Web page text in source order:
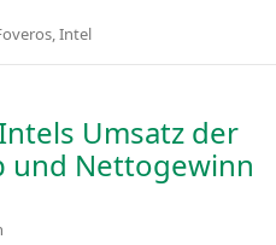
Intel
Umsatz der
und Nettogewinn